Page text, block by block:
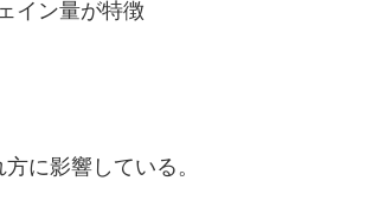
イン量が特徴
に影響している。